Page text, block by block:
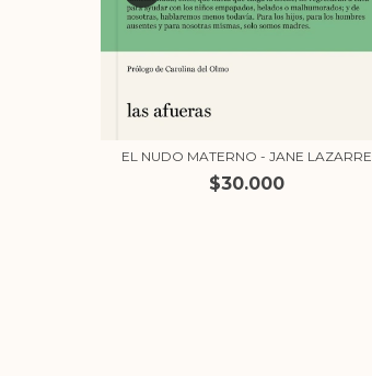
EL NUDO MATERNO - JANE LAZARRE
$30.000